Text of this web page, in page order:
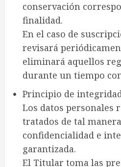
conservación
finalidad.
En el caso de
revisará
eliminará aquellos
durante un tiempo
Principio de
Los datos personales
tratados de tal
confidencialidad e
garantizada.
El Titular toma las